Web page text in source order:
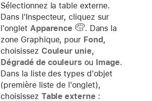
Sélectionnez la table externe.
Dans l'Inspecteur, cliquez sur
l'onglet Apparence
. Dans la
zone Graphique, pour Fond,
choisissez Couleur unie,
Dégradé de couleurs ou Image.
Dans la liste des types d'objet
(première liste de l'onglet),
choisissez Table externe :